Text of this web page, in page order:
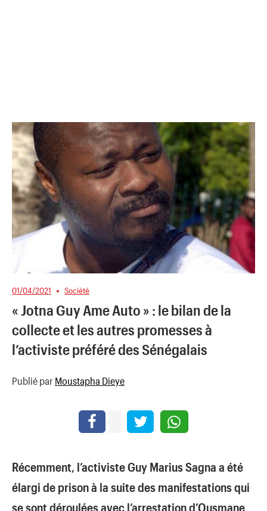
01/04/2021 Société
« Jotna Guy Ame Auto » : le bilan de la
collecte et les autres promesses à
l’activiste préféré des Sénégalais
Publié par Moustapha Dieye
Récemment, l’activiste Guy Marius Sagna a été
élargi de prison à la suite des manifestations qui
se sont déroulées avec l’arrestation d’Ousmane